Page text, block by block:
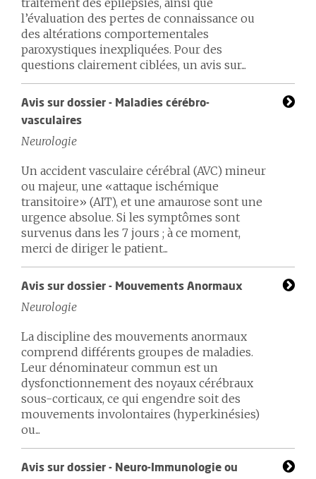
traitement des épilepsies, ainsi que
l’évaluation des pertes de connaissance ou
des altérations comportementales
paroxystiques inexpliquées. Pour des
questions clairement ciblées, un avis sur...
Avis sur dossier - Maladies cérébro-
vasculaires
Neurologie
Un accident vasculaire cérébral (AVC) mineur
ou majeur, une «attaque ischémique
transitoire» (AIT), et une amaurose sont une
urgence absolue. Si les symptômes sont
survenus dans les 7 jours ; à ce moment,
merci de diriger le patient...
Avis sur dossier - Mouvements Anormaux
Neurologie
La discipline des mouvements anormaux
comprend différents groupes de maladies.
Leur dénominateur commun est un
dysfonctionnement des noyaux cérébraux
sous-corticaux, ce qui engendre soit des
mouvements involontaires (hyperkinésies)
ou...
Avis sur dossier - Neuro-Immunologie ou